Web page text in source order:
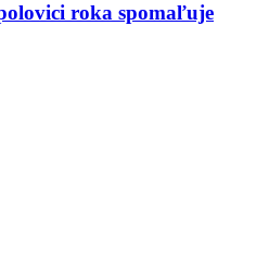
roka spomaľuje